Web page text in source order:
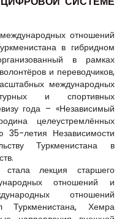
отношений
в гибридном
в рамках
и переводчиков,
международных
и спортивных
года – «Независимый
целеустремлённых
35-летия Независимости
Туркменистана в
лекция старшего
отношений и
отношений
Туркменистана, Хемра